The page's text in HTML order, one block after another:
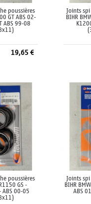
poussières
GT ABS 02-
ABS 99-08
19,65 €
Joints
BIHR
poussières
GS -
ABS 00-05
Joints
BIHR
ABS